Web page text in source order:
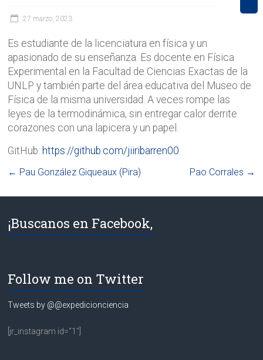
27 marzo, 2023
Es estudiante de la licenciatura en física y un
apasionado de su enseñanza. Es docente en Física
Experimental en la Facultad de Ciencias Exactas de la
UNLP y también parte del área educativa del Museo de
Física de la misma universidad. A veces rompe las
leyes de la termodinámica, sin entregar calor derrite
corazones con una lapicera y un papel.
GitHub: https://github.com/jiiribarren00
← Pau González Giqueaux (Pira) Pao Corrales →
¡Buscanos en Facebook,
Follow me on Twitter
Tweets by @@expedicionciencia
[jr_instagram id="1"]